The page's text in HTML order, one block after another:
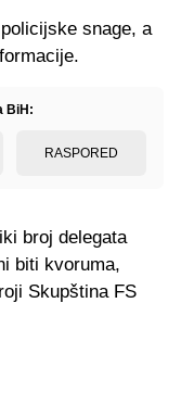
snage, a
BiH:
RASPORED
broj delegata
biti kvoruma,
Skupština FS